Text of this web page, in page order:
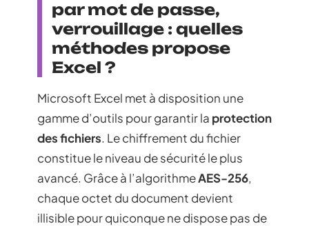
par mot de passe,
verrouillage : quelles
méthodes propose
Excel ?
Microsoft Excel met à disposition une
gamme d’outils pour garantir la protection
des fichiers. Le chiffrement du fichier
constitue le niveau de sécurité le plus
avancé. Grâce à l’algorithmeAES-256,
chaque octet du document devient
illisible pour quiconque ne dispose pas de